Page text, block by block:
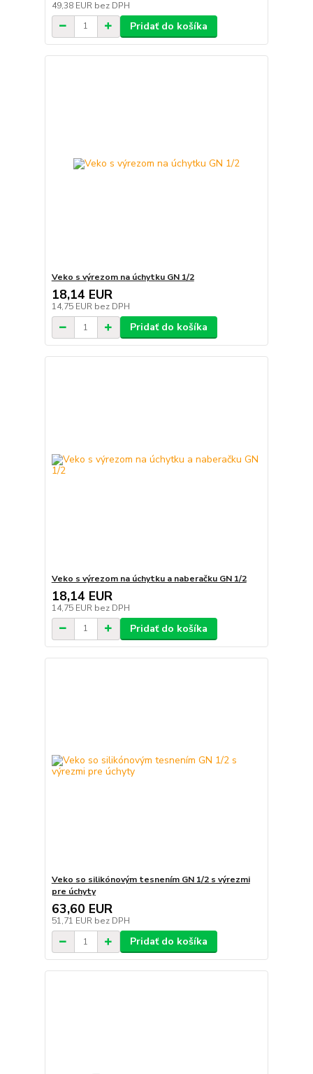
49,38 EUR bez DPH
Pridať do košíka
Veko s výrezom na úchytku GN 1/2
18,14 EUR
14,75 EUR bez DPH
Pridať do košíka
Veko s výrezom na úchytku a naberačku GN 1/2
18,14 EUR
14,75 EUR bez DPH
Pridať do košíka
Veko so silikónovým tesnením GN 1/2 s výrezmi
pre úchyty
63,60 EUR
51,71 EUR bez DPH
Pridať do košíka